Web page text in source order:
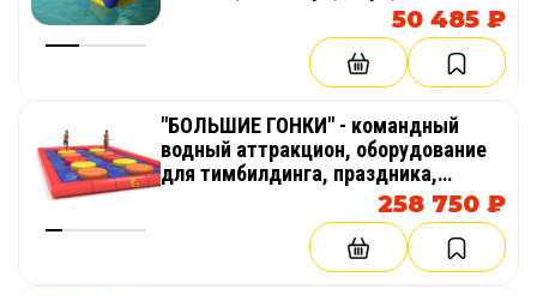
50 485 ₽
"БОЛЬШИЕ ГОНКИ" - командный
водный аттракцион, оборудование
для тимбилдинга, праздника,
корпоратива, соревнований,
веселых стартов, эстафет, полосы
258 750 ₽